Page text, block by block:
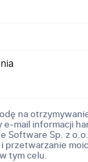
na
e-mail informacji
Software Sp. z
i przetwarzanie
tym celu.